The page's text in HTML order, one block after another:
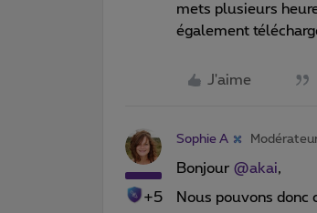
mets plusieurs
également
J'aime
+5
Sophie A
Bonjour ​ @akai,
Nous pouvons donc